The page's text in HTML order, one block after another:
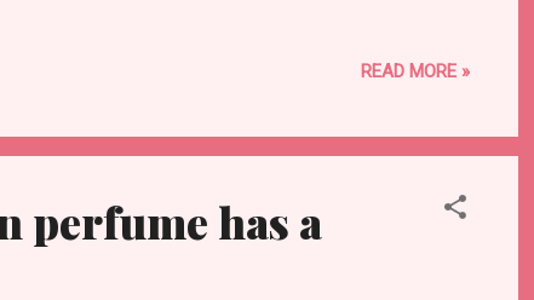
Mădălina ' s love for Marrakesh, the Red City, in which
READ MORE »
perfume has a